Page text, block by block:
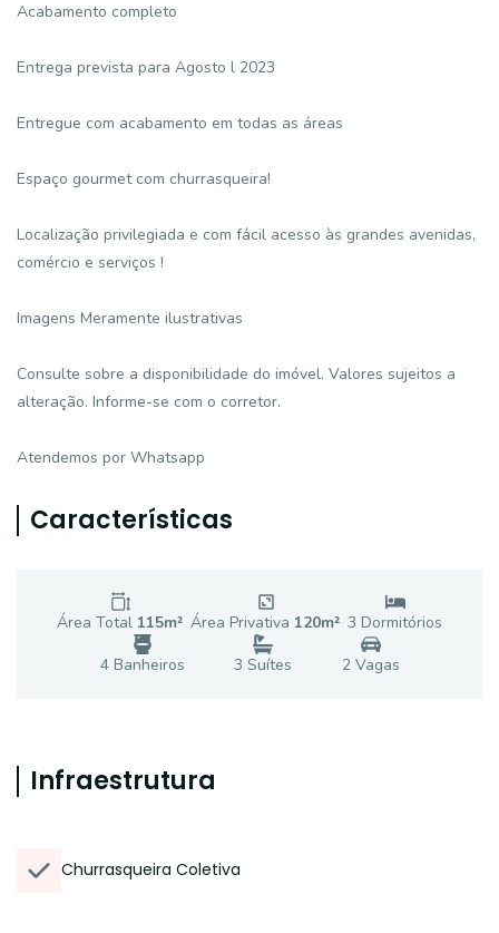
Acabamento completo
Entrega prevista para Agosto l 2023
Entregue com acabamento em todas as áreas
Espaço gourmet com churrasqueira!
Localização privilegiada e com fácil acesso às grandes avenidas,
comércio e serviços !
Imagens Meramente ilustrativas
Consulte sobre a disponibilidade do imóvel. Valores sujeitos a
alteração. Informe-se com o corretor.
Atendemos por Whatsapp
Características
Área Total 115m² Área Privativa 120m² 3 Dormitórios
4Banheiros 3 Suítes 2Vagas
Infraestrutura
Churrasqueira Coletiva